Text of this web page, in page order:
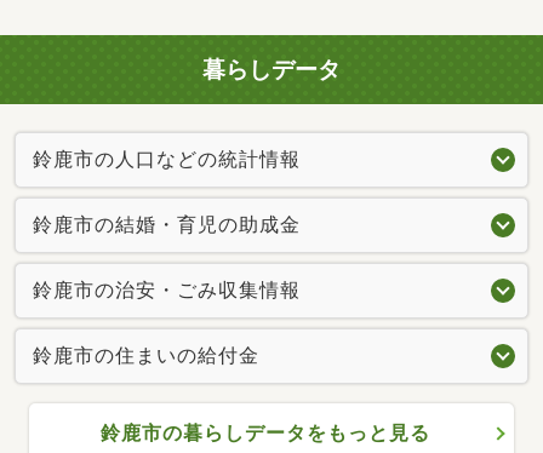
暮らしデータ
鈴鹿市の人口などの統計情報
鈴鹿市の結婚・育児の助成金
鈴鹿市の治安・ごみ収集情報
鈴鹿市の住まいの給付金
鈴鹿市の暮らしデータをもっと見る